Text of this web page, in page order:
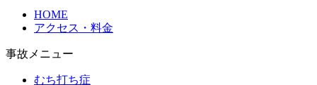
HOME
アクセス・料金
事故メニュー
むち打ち症